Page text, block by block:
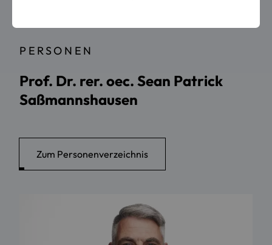
PERSONEN
Prof. Dr. rer. oec. Sean Patrick
Saßmannshausen
Zum Personenverzeichnis